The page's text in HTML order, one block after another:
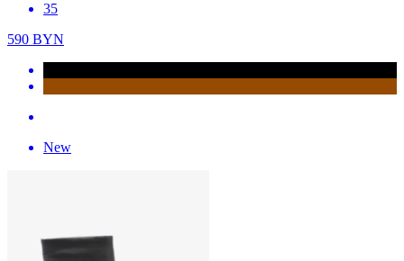
35
590 BYN
New